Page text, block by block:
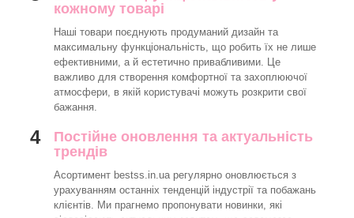
кожному товарі
Наші товари поєднують продуманий дизайн та
максимальну функціональність, що робить їх не лише
ефективними, а й естетично привабливими. Це
важливо для створення комфортної та захоплюючої
атмосфери, в якій користувачі можуть розкрити свої
бажання.
4
Постійне оновлення та актуальність
трендів
Асортимент bestss.in.ua регулярно оновлюється з
урахуванням останніх тенденцій індустрії та побажань
клієнтів. Ми прагнемо пропонувати новинки, які